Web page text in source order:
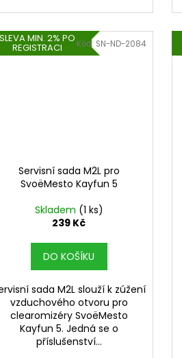
SLEVA MIN. 2% PO
REGISTRACI
Servisní sada M2L pro
SvoëMesto Kayfun 5
Skladem (1 ks)
239 Kč
DO KOŠÍKU
sada M2L slouží k zúžení
vzduchového otvoru pro
clearomizéry SvoëMesto
Kayfun 5. Jedná se o
příslušenství...
Kód: SN-ND-2084